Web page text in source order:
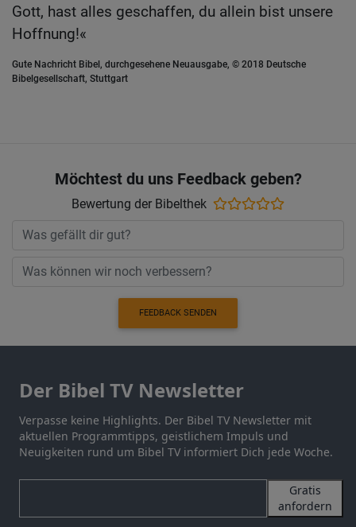
Gott, hast alles geschaffen, du allein bist unsere
Hoffnung!«
Gute Nachricht Bibel, durchgesehene Neuausgabe, © 2018 Deutsche
Bibelgesellschaft, Stuttgart
Möchtest du uns Feedback geben?
Bewertung der Bibelthek
FEEDBACK SENDEN
Der Bibel TV Newsletter
Verpasse keine Highlights. Der Bibel TV Newsletter mit
aktuellen Programmtipps, geistlichem Impuls und
Neuigkeiten rund um Bibel TV informiert Dich jede Woche.
Gratis
anfordern